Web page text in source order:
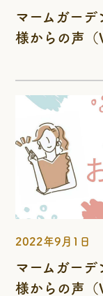
マームガーデ
様からの声（
2022年9月1日
マームガーデ
様からの声（